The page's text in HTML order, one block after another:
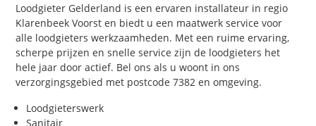
Loodgieter Gelderland is een ervaren installateur in regio
Klarenbeek Voorst en biedt u een maatwerk service voor
alle loodgieters werkzaamheden. Met een ruime ervaring,
scherpe prijzen en snelle service zijn de loodgieters het
hele jaar door actief. Bel ons als u woont in ons
verzorgingsgebied met postcode 7382 en omgeving.
Loodgieterswerk
Sanitair